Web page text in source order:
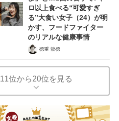
ロ以上食べる“可愛すぎ
る”大食い女子（24）が明
かす、フードファイター
のリアルな健康事情
徳重 龍徳
11位から20位を見る